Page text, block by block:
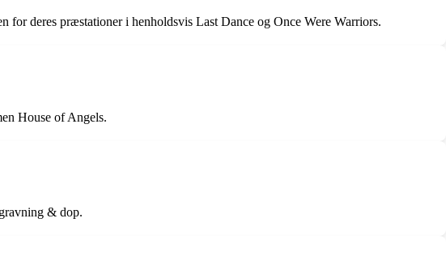
deres præstationer i henholdsvis Last Dance og Once Were Warriors.
House of Angels.
& dop.